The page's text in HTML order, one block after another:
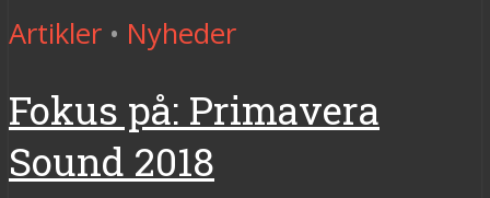
Artikler • Nyheder
Fokus på: Primavera
Sound 2018